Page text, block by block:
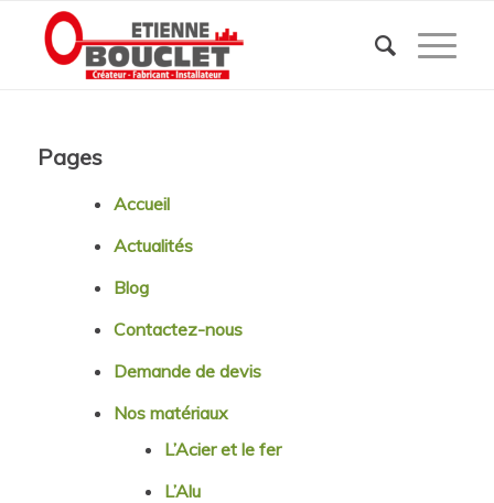
Pages
Accueil
Actualités
Blog
Contactez-nous
Demande de devis
Nos matériaux
L’Acier et le fer
L’Alu